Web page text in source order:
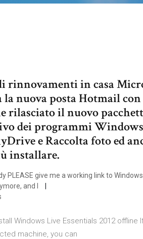
rinnovamenti in casa
nuova posta Hotmail
rilasciato il nuovo
dei programmi
e Raccolta foto ed
installare.
PLEASE give me a working link to
and I
Windows Live Essentials 2012
machine, you can